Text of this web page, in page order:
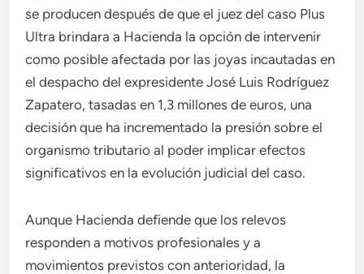
se producen después de que el juez del caso Plus
Ultra brindara a Hacienda la opción de intervenir
como posible afectada por las joyas incautadas en
el despacho del expresidente José Luis Rodríguez
Zapatero, tasadas en 1,3 millones de euros, una
decisión que ha incrementado la presión sobre el
organismo tributario al poder implicar efectos
significativos en la evolución judicial del caso.
Aunque Hacienda defiende que los relevos
responden a motivos profesionales y a
movimientos previstos con anterioridad, la